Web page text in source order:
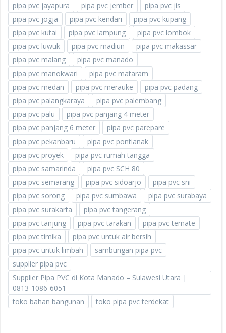
pipa pvc jayapura
pipa pvc jember
pipa pvc jis
pipa pvc jogja
pipa pvc kendari
pipa pvc kupang
pipa pvc kutai
pipa pvc lampung
pipa pvc lombok
pipa pvc luwuk
pipa pvc madiun
pipa pvc makassar
pipa pvc malang
pipa pvc manado
pipa pvc manokwari
pipa pvc mataram
pipa pvc medan
pipa pvc merauke
pipa pvc padang
pipa pvc palangkaraya
pipa pvc palembang
pipa pvc palu
pipa pvc panjang 4 meter
pipa pvc panjang 6 meter
pipa pvc parepare
pipa pvc pekanbaru
pipa pvc pontianak
pipa pvc proyek
pipa pvc rumah tangga
pipa pvc samarinda
pipa pvc SCH 80
pipa pvc semarang
pipa pvc sidoarjo
pipa pvc sni
pipa pvc sorong
pipa pvc sumbawa
pipa pvc surabaya
pipa pvc surakarta
pipa pvc tangerang
pipa pvc tanjung
pipa pvc tarakan
pipa pvc ternate
pipa pvc timika
pipa pvc untuk air bersih
pipa pvc untuk limbah
sambungan pipa pvc
supplier pipa pvc
Supplier Pipa PVC di Kota Manado – Sulawesi Utara |
0813-1086-6051
toko bahan bangunan
toko pipa pvc terdekat